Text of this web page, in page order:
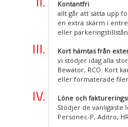
Kontantfri
allt går att sätta upp
en extra skärm i
eller
Kort hämtas från
vi stödjer idag alla
Bewator, RCO. Kort
eller formaterade filer
Löne och
Stödjer de vanligaste
Personec-P, Aditro,